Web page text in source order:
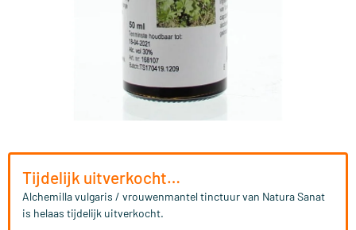
Tijdelijk uitverkocht…
Alchemilla vulgaris / vrouwenmantel tinctuur van Natura Sanat
is helaas tijdelijk uitverkocht.